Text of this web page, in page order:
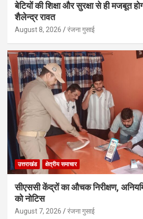
बेटियों की शिक्षा और सुरक्षा से ही मजबूत
शैलेन्द्र रावत
August 8, 2026 रंजना गुसाई
उत्तराखंड क्षेत्रीय समाचार
सीएससी केंद्रों का औचक निरीक्षण,
को नोटिस
August 7, 2026 रंजना गुसाई